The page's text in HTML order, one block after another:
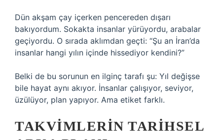
Dün akşam çay içerken pencereden dışarı
bakıyordum. Sokakta insanlar yürüyordu, arabalar
geçiyordu. O sırada aklımdan geçti: “Şu an İran’da
insanlar hangi yılın içinde hissediyor kendini?”
Belki de bu sorunun en ilginç tarafı şu: Yıl değişse
bile hayat aynı akıyor. İnsanlar çalışıyor, seviyor,
üzülüyor, plan yapıyor. Ama etiket farklı.
TAKVIMLERIN TARIHSEL